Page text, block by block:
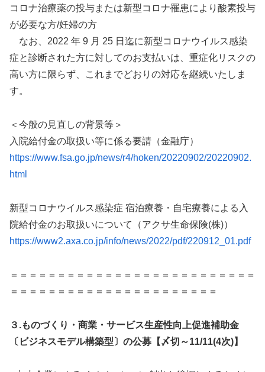
コロナ治療薬の投与または新型コロナ罹患により酸素投与
が必要な方/妊婦の方
なお、2022 年 9 月 25 日迄に新型コロナウイルス感染
症と診断された方に対してのお支払いは、重症化リスクの
高い方に限らず、これまでどおりの対応を継続いたしま
す。
＜今般の見直しの背景等＞
入院給付金の取扱い等に係る要請（金融庁）
https://www.fsa.go.jp/news/r4/hoken/20220902/20220902.
html
新型コロナウイルス感染症 宿泊療養・自宅療養による入
院給付金のお取扱いについて（アクサ生命保険(株)）
https://www2.axa.co.jp/info/news/2022/pdf/220912_01.pdf
＝＝＝＝＝＝＝＝＝＝＝＝＝＝＝＝＝＝＝＝＝＝＝＝＝＝
＝＝＝＝＝＝＝＝＝＝＝＝＝＝＝＝＝＝＝＝＝＝
３.ものづくり・商業・サービス生産性向上促進補助金
〔ビジネスモデル構築型〕の公募【〆切～11/11(4次)】